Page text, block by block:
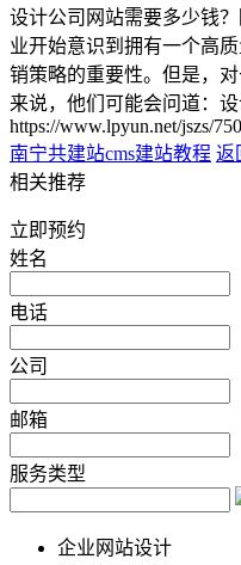
设计公司网站需要多少钱
业开始意识到拥有一个高
销策略的重要性。但是，
来说，他们可能会问道：
https://www.lpyun.net/jszs/
南宁共建站cms建站教程 返
相关推荐
立即预约
姓名
电话
公司
邮箱
服务类型
企业网站设计